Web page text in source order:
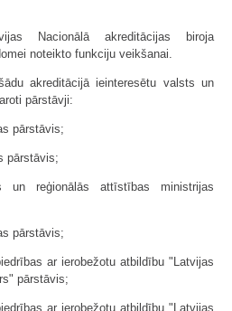
Nacionālā akreditācijas biroja
noteikto funkciju veikšanai.
akreditācijā ieinteresētu valsts un
pārstāvji:
pārstāvis;
pārstāvis;
un reģionālās attīstības ministrijas
pārstāvis;
ar ierobežotu atbildību "Latvijas
pārstāvis;
ar ierobežotu atbildību "Latvijas